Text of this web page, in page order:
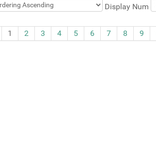
Display Num
1 2 3 4 5 6 7 8 9